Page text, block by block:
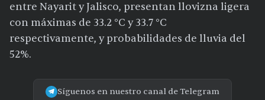
entre Nayarit y Jalisco, presentan llovizna ligera
con máximas de 33.2 °C y 33.7 °C
respectivamente, y probabilidades de lluvia del
52%.
Síguenos en nuestro canal de Telegram